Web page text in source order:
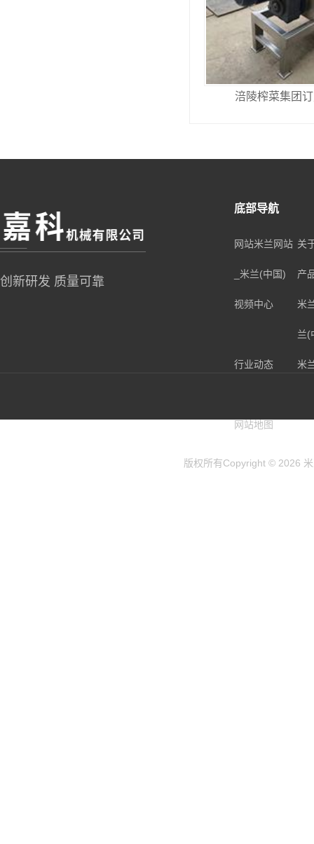
涪陵榨菜集团
创新研发 质量可靠
底部导航
网站米兰网站
_米兰(中国)
关
产
视频中心 米
兰(
行业动态 米
网站地图
版权所有Copyright © 2026